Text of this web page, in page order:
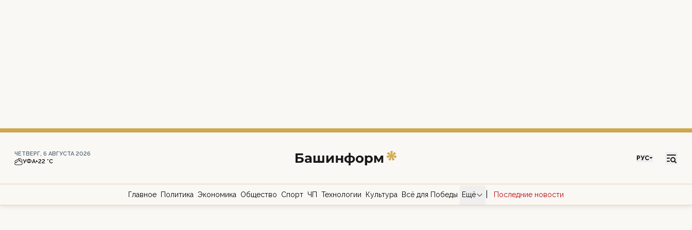
ЧЕТВЕРГ, 6 АВГУСТА 2026
УФА+22 °С РУС
Главное Политика Экономика Общество Спорт ЧП Технологии Культура Всё для Победы Ещё Последние новости